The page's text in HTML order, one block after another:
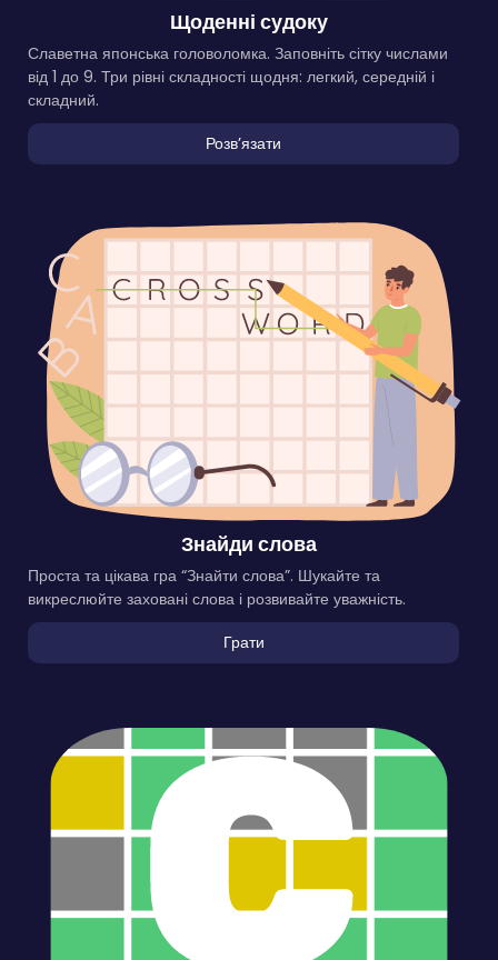
Щоденні судоку
Славетна японська головоломка. Заповніть сітку числами
від 1 до 9. Три рівні складності щодня: легкий, середній і
складний.
Розвʼязати
Знайди слова
Проста та цікава гра “Знайти слова”. Шукайте та
викреслюйте заховані слова і розвивайте уважність.
Грати